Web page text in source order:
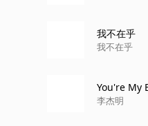
我不在乎
我不在乎
You're My
李杰明